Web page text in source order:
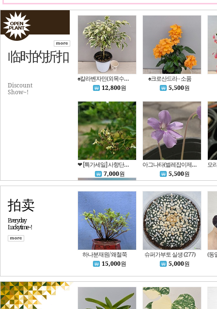
临时的折扣
Discount
Show~!
♠칼라벤자민(외목수형)- 아름다운 외목수형의 실내 공기정화식물
12,800원
♠크로산드라 - 소품
5,500원
❤ [특가세일] 사향단풍나무 = 사향 단풍나무 2
7,000원
아그나타(벌레잡이제비꽃)
5,500원
100,000원
拍卖
Everyday
Luckytime~!
하나분재원/ 왜철쭉
15,000원
슈퍼가부토 실생 (277)
5,000원